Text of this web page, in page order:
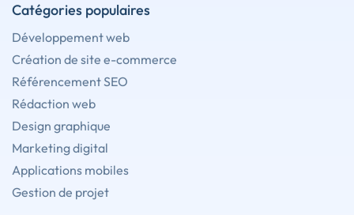
Catégories populaires
Développement web
Création de site e-commerce
Référencement SEO
Rédaction web
Design graphique
Marketing digital
Applications mobiles
Gestion de projet